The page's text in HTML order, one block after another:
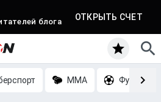
блога ОТКРЫТЬ СЧЕТ
MMA Футбол